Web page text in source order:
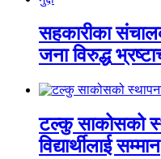
सहकारीका
जना विरुद्ध
टल्कु साकोसको
विद्यार्थीलाई सम्मान